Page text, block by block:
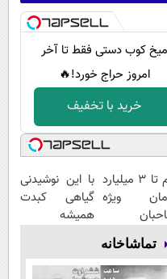
میخ کوب دستی فقط تا آخر
امروز حراج خورد!🔥
خرید با تخفیف
وام تا ۳ میلیارد
ویژه
فروشگاه‌های
و
با این نوشیدنی
گیاهی کبدت
همیشه
تماشاخانه